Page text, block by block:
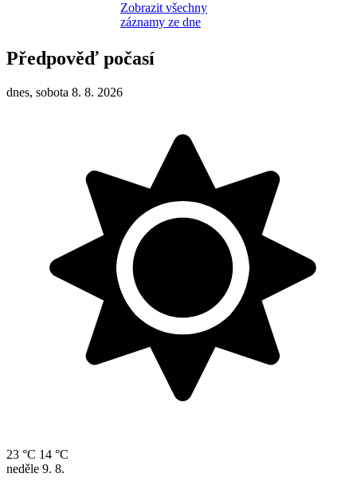
Zobrazit všechny
záznamy ze dne
Předpověď počasí
dnes, sobota 8. 8. 2026
23 °C 14 °C
neděle 9. 8.